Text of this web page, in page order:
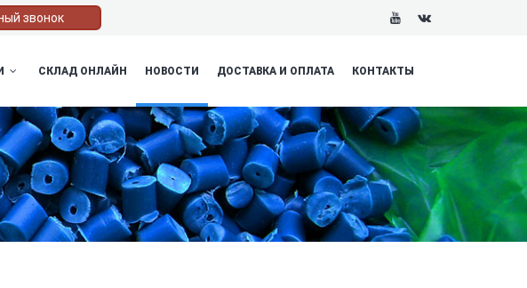
звонок
СКЛАД ОНЛАЙН НОВОСТИ ДОСТАВКА И ОПЛАТА КОНТАКТЫ